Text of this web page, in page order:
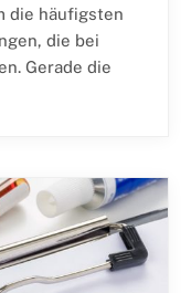
die häufigsten
die bei
Gerade die